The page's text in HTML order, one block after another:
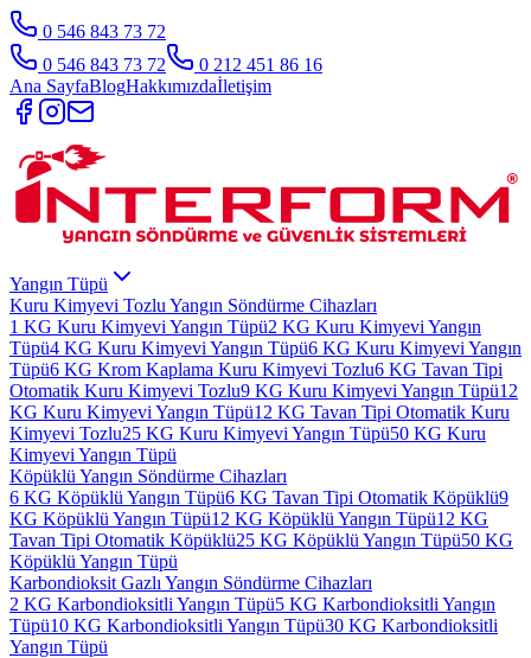
0 546 843 73 72
0 546 843 73 72
0 212 451 86 16
Ana SayfaBlogHakkımızdaİletişim
Yangın Tüpü
Kuru Kimyevi Tozlu Yangın Söndürme Cihazları
1 KG Kuru Kimyevi Yangın Tüpü2 KG Kuru Kimyevi Yangın
Tüpü4 KG Kuru Kimyevi Yangın Tüpü6 KG Kuru Kimyevi Yangın
Tüpü6 KG Krom Kaplama Kuru Kimyevi Tozlu6 KG Tavan Tipi
Otomatik Kuru Kimyevi Tozlu9 KG Kuru Kimyevi Yangın Tüpü12
KG Kuru Kimyevi Yangın Tüpü12 KG Tavan Tipi Otomatik Kuru
Kimyevi Tozlu25 KG Kuru Kimyevi Yangın Tüpü50 KG Kuru
Kimyevi Yangın Tüpü
Köpüklü Yangın Söndürme Cihazları
6 KG Köpüklü Yangın Tüpü6 KG Tavan Tipi Otomatik Köpüklü9
KG Köpüklü Yangın Tüpü12 KG Köpüklü Yangın Tüpü12 KG
Tavan Tipi Otomatik Köpüklü25 KG Köpüklü Yangın Tüpü50 KG
Köpüklü Yangın Tüpü
Karbondioksit Gazlı Yangın Söndürme Cihazları
2 KG Karbondioksitli Yangın Tüpü5 KG Karbondioksitli Yangın
Tüpü10 KG Karbondioksitli Yangın Tüpü30 KG Karbondioksitli
Yangın Tüpü